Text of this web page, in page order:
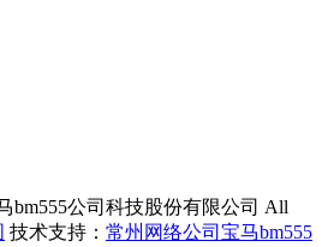
bm555公司科技股份有限公司 All
技术支持： 常州网络公司宝马bm555